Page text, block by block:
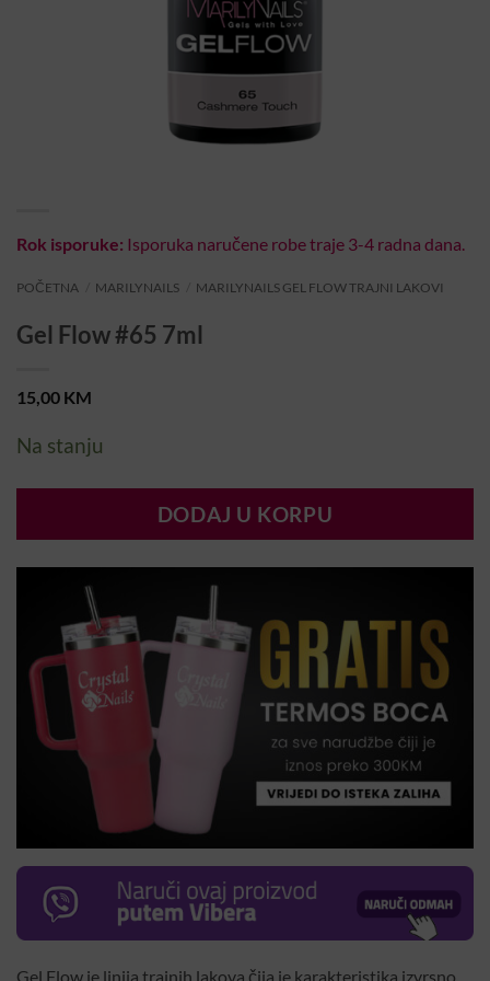
Rok isporuke: Isporuka naručene robe traje 3-4 radna dana.
POČETNA MARILYNAILS MARILYNAILS GEL FLOW TRAJNI LAKOVI
Gel Flow #65 7ml
15,00 KM
Na stanju
DODAJ U KORPU
Gel Flow je linija trajnih lakova čija je karakteristika izvrsno